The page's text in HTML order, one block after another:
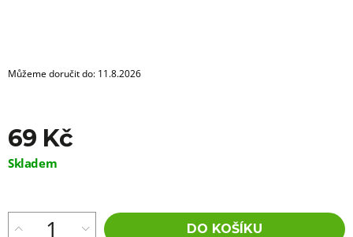
Můžeme doručit do: 11.8.2026
69 Kč
Měrná
Skladem
DO KOŠÍKU
JUMBO
BRAID
99
Kč
Původně: